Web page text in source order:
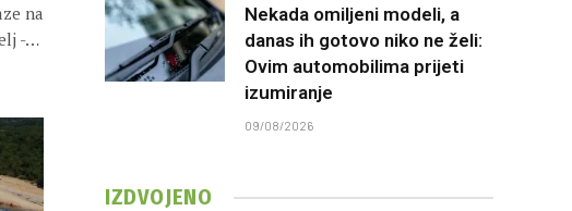
na
-…
Nekada omiljeni modeli, a
danas ih gotovo niko ne želi:
Ovim automobilima prijeti
izumiranje
09/08/2026
IZDVOJENO